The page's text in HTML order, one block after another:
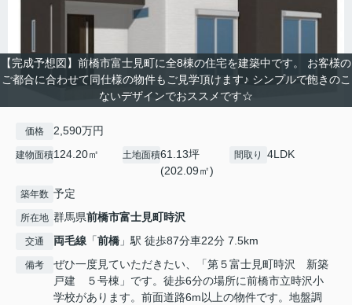
【完成予想図】前橋市富士見町に全8棟の住宅を建築中です。 お客様の
ご都合に合わせて同仕様の物件もご見学頂けます♪ シンプルで飽きのこ
ないデザインでおススメです☆
価格 2,590万円
建物面積124.20㎡ 土地面積61.13坪
(202.09㎡)
間取り 4LDK
築年数 予定
所在地 群馬県前橋市富士見町時沢
交通 両毛線 「前橋 」駅 徒歩87分車22分 7.5km
備考
ぜひ一度見ていただきたい、「第５富士見町時沢 新築
戸建 ５号棟」です。徒歩6分の場所に前橋市立時沢小
学校があります。前面道路6m以上の物件です。地盤調